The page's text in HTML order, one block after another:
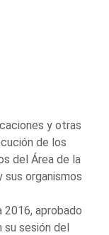
y otras
de los
del Área de la
sus organismos
2016, aprobado
su sesión del